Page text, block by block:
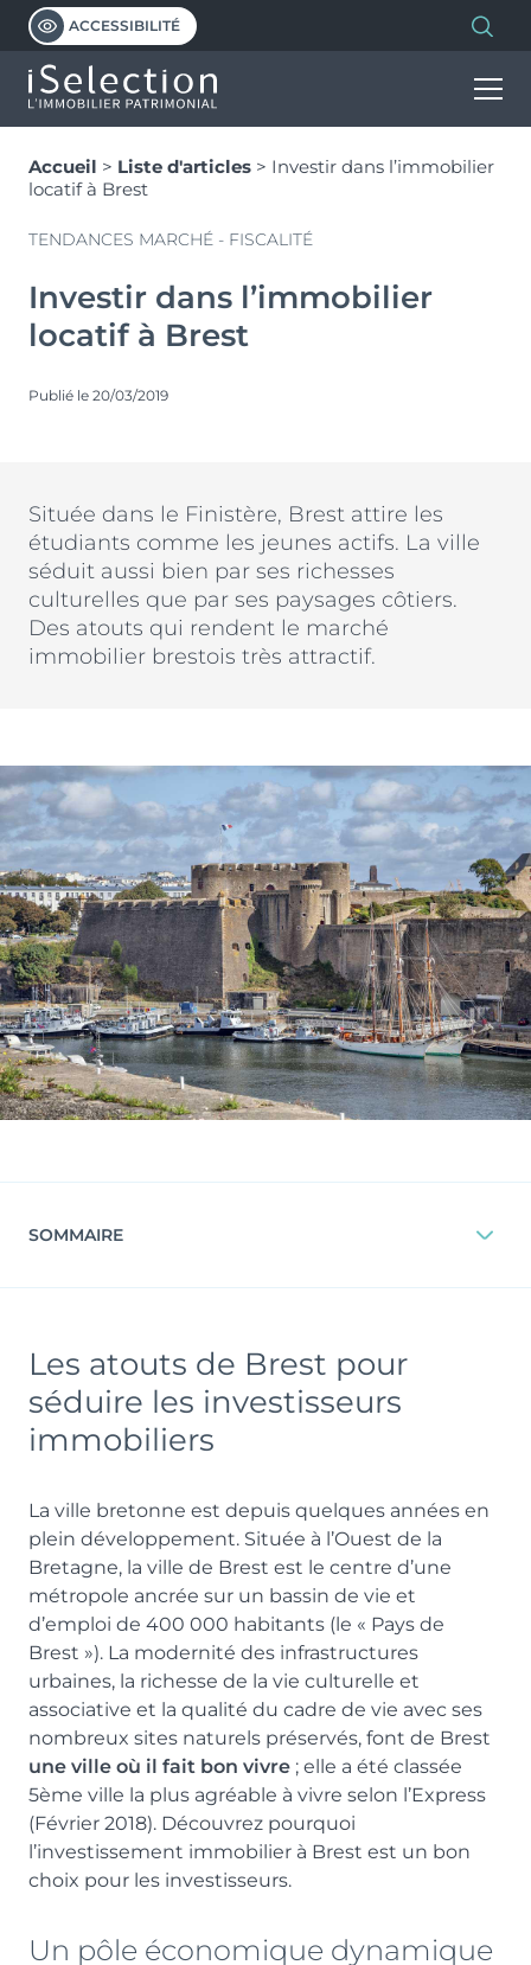
ACCESSIBILITÉ
INVESTIR
Notre vision de l’immobilier patrimonial
Investissement locatif en VEFA
LMNP géré
Malraux
Monuments Historiques
Déficit Foncier
Denormandie
HABITER
L’immobilier neuf
Les dispositifs et avantages
PROGRAMMES
ISELECTION
Qui sommes-nous ?
Nos métiers et nos valeurs
Chiffres clés de l’entreprise
Politique RH
ACTUS & CONSEILS
CONTACT
Accueil > Liste d'articles > Investir dans l’immobilier
locatif à Brest
TENDANCES MARCHÉ - FISCALITÉ
Investir dans l’immobilier
locatif à Brest
Publié le 20/03/2019
Située dans le Finistère, Brest attire les
étudiants comme les jeunes actifs. La ville
séduit aussi bien par ses richesses
culturelles que par ses paysages côtiers.
Des atouts qui rendent le marché
immobilier brestois très attractif.
SOMMAIRE
Les atouts de Brest pour
séduire les investisseurs
immobiliers
La ville bretonne est depuis quelques années en
plein développement. Située à l’Ouest de la
Bretagne, la ville de Brest est le centre d’une
métropole ancrée sur un bassin de vie et
d’emploi de 400 000 habitants (le « Pays de
Brest »). La modernité des infrastructures
urbaines, la richesse de la vie culturelle et
associative et la qualité du cadre de vie avec ses
nombreux sites naturels préservés, font de Brest
une ville où il fait bon vivre ; elle a été classée
5ème ville la plus agréable à vivre selon l’Express
(Février 2018). Découvrez pourquoi
l’investissement immobilier à Brest est un bon
choix pour les investisseurs.
Un pôle économique dynamique